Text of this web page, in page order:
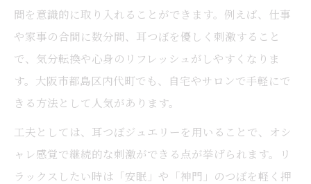
間を意識的に取り入れることができます。例えば、仕事
や家事の合間に数分間、耳つぼを優しく刺激すること
で、気分転換や心身のリフレッシュがしやすくなりま
す。大阪市都島区内代町でも、自宅やサロンで手軽にで
きる方法として人気があります。
工夫としては、耳つぼジュエリーを用いることで、オシ
ャレ感覚で継続的な刺激ができる点が挙げられます。リ
ラックスしたい時は「安眠」や「神門」のつぼを軽く押